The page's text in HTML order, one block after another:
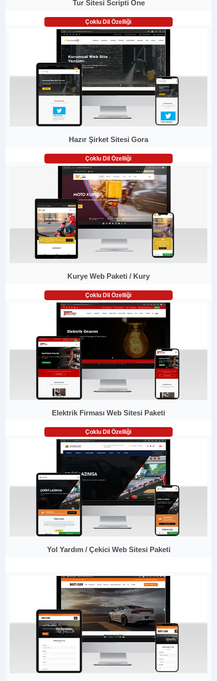
Tur Sitesi Scripti One
Çoklu Dil Özelliği
Hazır Şirket Sitesi Gora
Çoklu Dil Özelliği
Kurye Web Paketi / Kury
Çoklu Dil Özelliği
Elektrik Firması Web Sitesi Paketi
Çoklu Dil Özelliği
Yol Yardım / Çekici Web Sitesi Paketi